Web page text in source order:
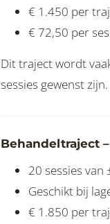
€ 1.450 per
€ 72,50 per
Dit traject wordt
sessies gewenst zijn.
Behandeltraject
20 sessies
Geschikt bij
€ 1.850 per